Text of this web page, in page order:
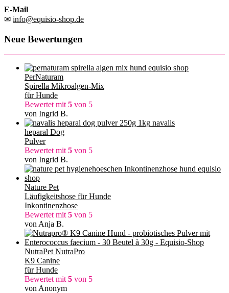
E-Mail
✉ info@equisio-shop.de
Neue Bewertungen
PerNaturam
Spirella Mikroalgen-Mix
für Hunde
Bewertet mit 5 von 5
von Ingrid B.
navalis
heparal Dog
Pulver
Bewertet mit 5 von 5
von Ingrid B.
Nature Pet
Läufigkeitshose für Hunde
Inkontinenzhose
Bewertet mit 5 von 5
von Anja B.
NutraPet NutraPro
K9 Canine
für Hunde
Bewertet mit 5 von 5
von Anonym